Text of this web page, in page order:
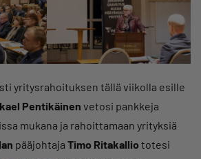
yritysrahoituksen tällä viikolla esille
Pentikäinen vetosi pankkeja
mukana ja rahoittamaan yrityksiä
pääjohtaja Timo Ritakallio totesi